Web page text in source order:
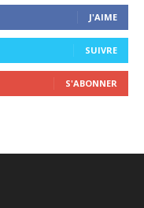
J'AIME
SUIVRE
S'ABONNER